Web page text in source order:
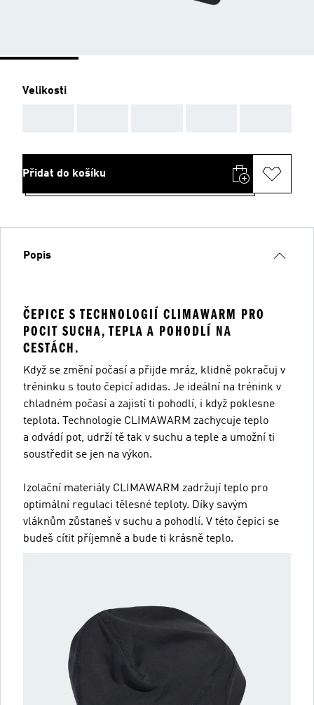
Velikosti
Přidat do košíku
Popis
ČEPICE S TECHNOLOGIÍ CLIMAWARM PRO
POCIT SUCHA, TEPLA A POHODLÍ NA
CESTÁCH.
Když se změní počasí a přijde mráz, klidně pokračuj v
tréninku s touto čepicí adidas. Je ideální na trénink v
chladném počasí a zajistí ti pohodlí, i když poklesne
teplota. Technologie CLIMAWARM zachycuje teplo
a odvádí pot, udrží tě tak v suchu a teple a umožní ti
soustředit se jen na výkon.
Izolační materiály CLIMAWARM zadržují teplo pro
optimální regulaci tělesné teploty. Díky savým
vláknům zůstaneš v suchu a pohodlí. V této čepici se
budeš cítit příjemně a bude ti krásně teplo.